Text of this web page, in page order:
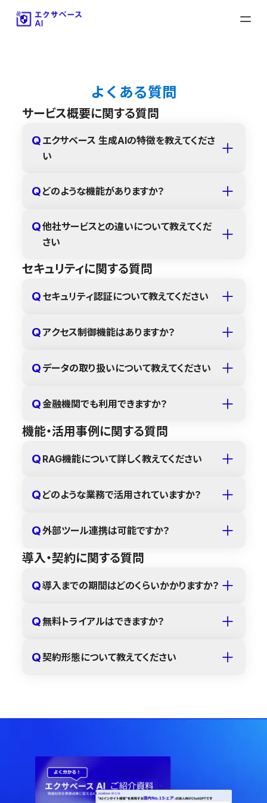
よくある質問
サービス概要に関する質問
Q エクサベース 生成AIの特徴を教えてくださ
い
Q どのような機能がありますか？
Q他社サービスとの違いについて教えてくだ
さい
セキュリティに関する質問
Q セキュリティ認証について教えてください
Q アクセス制御機能はありますか？
Q データの取り扱いについて教えてください
Q金融機関でも利用できますか？
機能・活用事例に関する質問
Q RAG機能について詳しく教えてください
Q どのような業務で活用されていますか？
Q外部ツール連携は可能ですか？
導入・契約に関する質問
Q導入までの期間はどのくらいかかりますか？
Q無料トライアルはできますか？
Q契約形態について教えてください